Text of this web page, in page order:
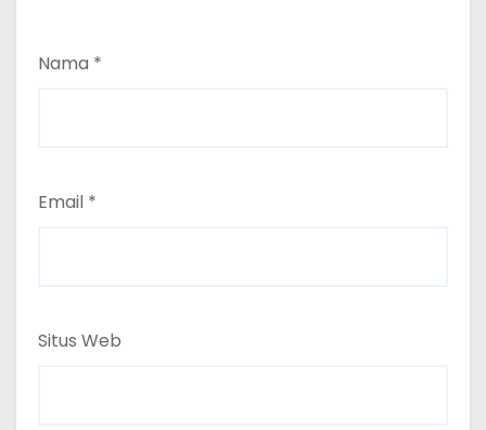
Nama *
Email *
Situs Web